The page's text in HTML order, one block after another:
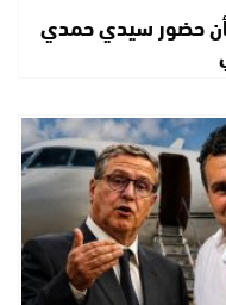
حضور سيدي حمدي